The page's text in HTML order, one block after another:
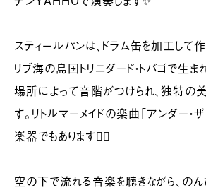
スティールパンは、ドラム缶を加工して
リブ海の島国トリニダード・トバゴで生
場所によって音階がつけられ、独特の
す。リトルマーメイドの楽曲「アンダー・
楽器でもあります🧜‍♀️
空の下で流れる音楽を聴きながら、のん